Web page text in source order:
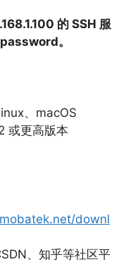
的 SSH 服
。
、 macOS
或更高版本
downl
、 知乎等社区平